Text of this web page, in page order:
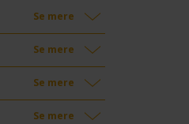
Se mere
Se mere
Se mere
Se mere